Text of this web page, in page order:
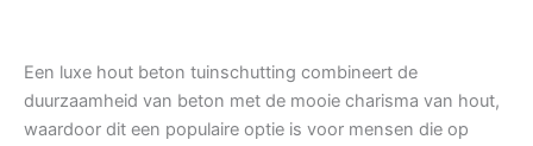
Een luxe hout beton tuinschutting combineert de
duurzaamheid van beton met de mooie charisma van hout,
waardoor dit een populaire optie is voor mensen die op